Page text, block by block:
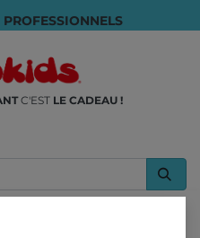
C'EST LE CADEAU !